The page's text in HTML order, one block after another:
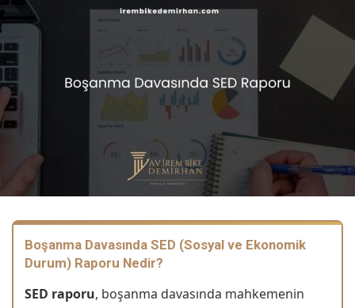
Boşanma Davasında SED (Sosyal ve Ekonomik
Durum) Raporu Nedir?
SED raporu, boşanma davasında mahkemenin